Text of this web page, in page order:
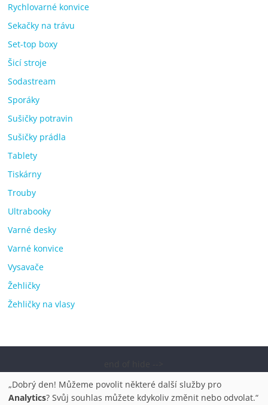
Rychlovarné konvice
Sekačky na trávu
Set-top boxy
Šicí stroje
Sodastream
Sporáky
Sušičky potravin
Sušičky prádla
Tablety
Tiskárny
Trouby
Ultrabooky
Varné desky
Varné konvice
Vysavače
Žehličky
Žehličky na vlasy
pračky, televize, notebooky, mobilní telefony, kávovary,
„Dobrý den! Můžeme povolit některé další služby pro
Analytics? Svůj souhlas můžete kdykoliv změnit nebo odvolat.“